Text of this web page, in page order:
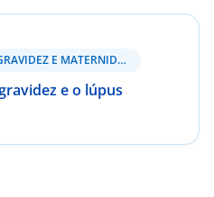
GRAVIDEZ E MATERNIDADE
e o lúpus